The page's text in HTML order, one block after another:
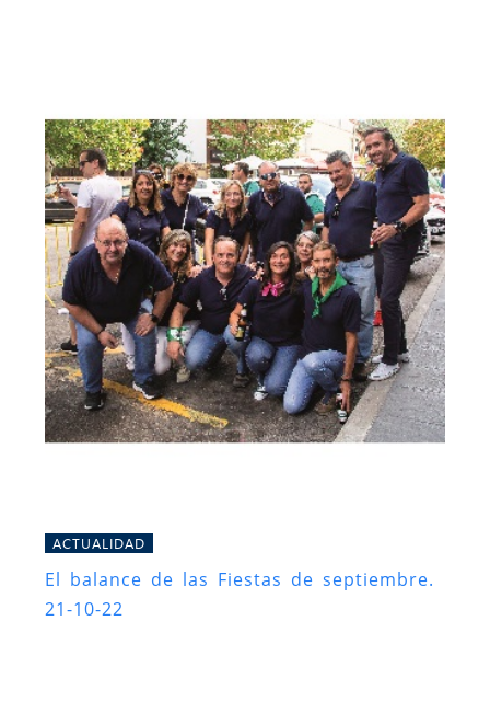
ACTUALIDAD
El balance de las Fiestas de septiembre.
21-10-22